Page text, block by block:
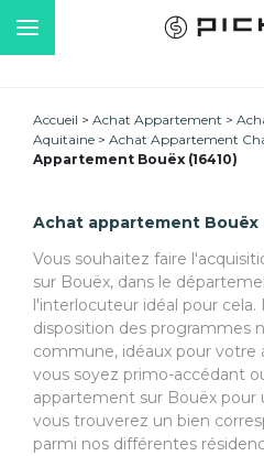
Accueil Achat Appartement
Aquitaine
Achat Appartement
Appartement Bouëx (16410)
Achat appartement Bouëx
Vous souhaitez faire
sur Bouëx, dans le
l'interlocuteur idéal pour
disposition des programmes
commune, idéaux pour votre
vous soyez primo-accédant
appartement sur Bouëx pour
vous trouverez un bien
parmi nos différentes